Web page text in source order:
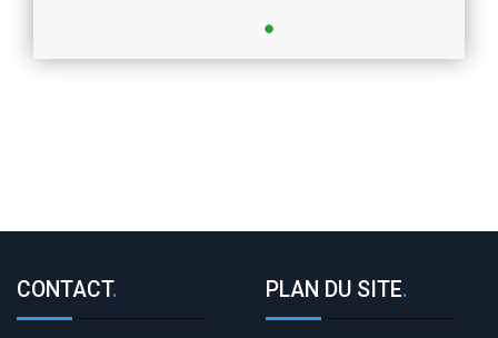
CONTACT. PLAN DU SITE.